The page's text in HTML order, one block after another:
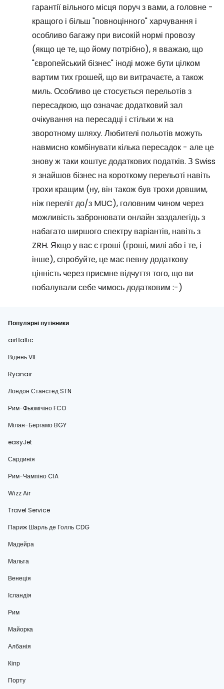
гарантії вільного місця поруч з вами, а головне -
кращого і більш "повноцінного" харчування і
особливо багажу при високій нормі провозу
(якщо це те, що йому потрібно), я вважаю, що
"європейський бізнес" іноді може бути цілком
вартим тих грошей, що ви витрачаєте, а також
миль. Особливо це стосується перельотів з
пересадкою, що означає додатковий зал
очікування на пересадці і стільки ж на
зворотному шляху. Любителі польотів можуть
навмисно комбінувати кілька пересадок - але це
знову ж таки коштує додаткових податків. З Swiss
я знайшов бізнес на короткому перельоті навіть
трохи кращим (ну, він також був трохи довшим,
ніж переліт до/з MUC), головним чином через
можливість забронювати онлайн заздалегідь з
набагато ширшого спектру варіантів, навіть з
ZRH. Якщо у вас є гроші (гроші, милі або і те, і
інше), спробуйте, це має певну додаткову
цінність через приємне відчуття того, що ви
побалували себе чимось додатковим :-)
Популярні путівники
airBaltic
Відень VIE
Ryanair
Лондон Станстед STN
Рим-Фьюмічіно FCO
Мілан-Бергамо BGY
easyJet
Сардинія
Рим-Чампіно CIA
Wizz Air
Travel Service
Париж Шарль де Голль CDG
Мадейра
Мальта
Венеція
Ісландія
Рим
Майорка
Албанія
Кіпр
Порту